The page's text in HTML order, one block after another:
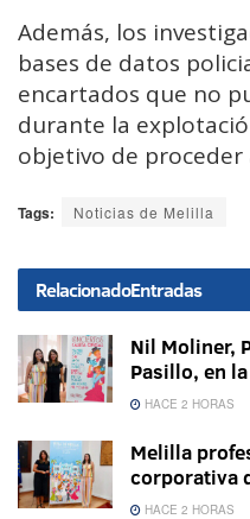
Además, los
bases de datos
encartados que no
durante la
objetivo de proceder
Tags: Noticias de Melilla
RelacionadoEntradas
Nil Moliner,
Pasillo, en
HACE 2 HORAS
Melilla
corporativa
HACE 2 HORAS